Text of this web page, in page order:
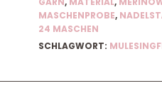
MASCHENPROBE,
24 MASCHEN
SCHLAGWORT: